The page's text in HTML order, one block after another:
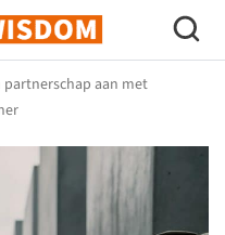
partnerschap aan met